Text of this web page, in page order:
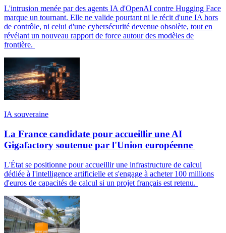
L'intrusion menée par des agents IA d'OpenAI contre Hugging Face
marque un tournant. Elle ne valide pourtant ni le récit d'une IA hors
de contrôle, ni celui d'une cybersécurité devenue obsolète, tout en
révélant un nouveau rapport de force autour des modèles de
frontière.
IA souveraine
La France candidate pour accueillir une AI
Gigafactory soutenue par l'Union européenne
L'État se positionne pour accueillir une infrastructure de calcul
dédiée à l'intelligence artificielle et s'engage à acheter 100 millions
d'euros de capacités de calcul si un projet français est retenu.